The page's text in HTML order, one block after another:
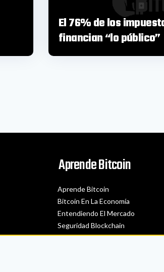
El 76% de los
financian “lo público”
Aprende Bitcoin
Aprende Bitcoin
Bitcoin En La Economía
Entendiendo El Mercado
Seguridad Blockchain